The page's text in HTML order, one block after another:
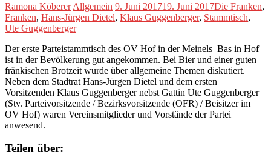
Ramona Köberer Allgemein 9. Juni 201719. Juni 2017Die Franken,
Franken, Hans-Jürgen Dietel, Klaus Guggenberger, Stammtisch,
Ute Guggenberger
Der erste Parteistammtisch des OV Hof in der Meinels Bas in Hof
ist in der Bevölkerung gut angekommen. Bei Bier und einer guten
fränkischen Brotzeit wurde über allgemeine Themen diskutiert.
Neben dem Stadtrat Hans-Jürgen Dietel und dem ersten
Vorsitzenden Klaus Guggenberger nebst Gattin Ute Guggenberger
(Stv. Parteivorsitzende / Bezirksvorsitzende (OFR) / Beisitzer im
OV Hof) waren Vereinsmitglieder und Vorstände der Partei
anwesend.
Teilen über: